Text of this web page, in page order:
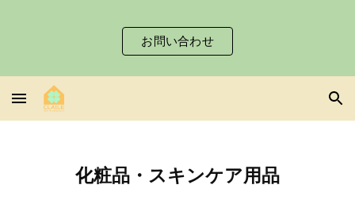
Skip to main content
お問い合わせ
化粧品・スキンケア用品